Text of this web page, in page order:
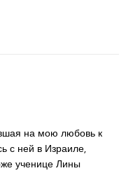
на мою любовь к
с ней в Израиле,
ученице Лины